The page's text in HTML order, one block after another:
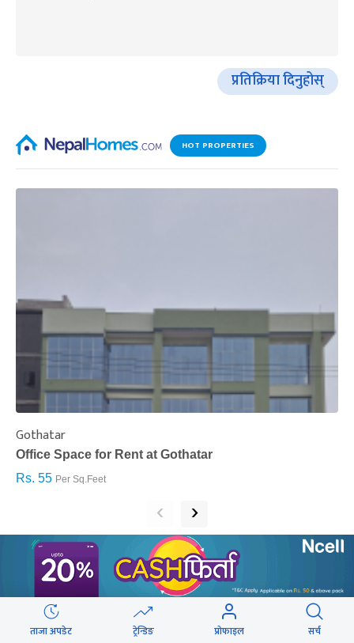
प्रतिक्रिया दिनुहोस्
HOT PROPERTIES
Gothatar
Office Space for Rent at Gothatar
Rs. 55 Per Sq.Feet
‹ ›
सम्बन्धित खबर
ताजा अपडेट ट्रेन्डिङ प्रोफाइल सर्च